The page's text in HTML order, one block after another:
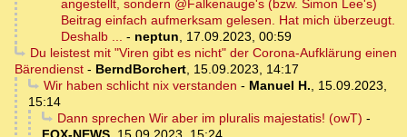
angestellt, sondern @Falkenauge's (bzw. Simon Lee's)
Beitrag einfach aufmerksam gelesen. Hat mich überzeugt.
Deshalb ... - neptun, 17.09.2023, 00:59
Du leistest mit "Viren gibt es nicht" der Corona-Aufklärung einen
Bärendienst - BerndBorchert, 15.09.2023, 14:17
Wir haben schlicht nix verstanden - Manuel H., 15.09.2023,
15:14
Dann sprechen Wir aber im pluralis majestatis! (owT) -